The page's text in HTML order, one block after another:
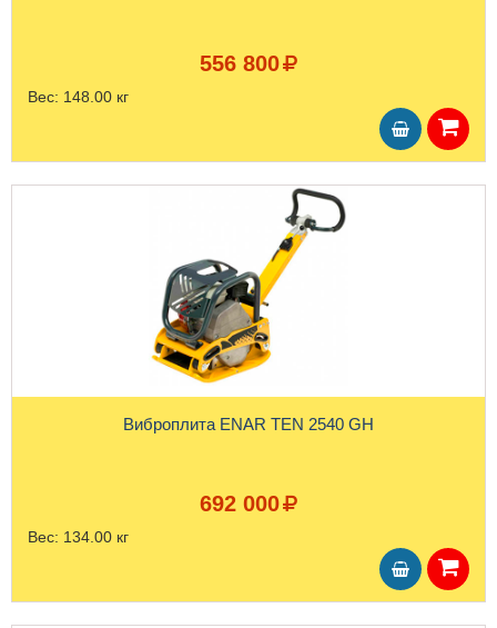
556 800
Вес: 148.00 кг
Виброплита ENAR TEN 2540 GH
692 000
Вес: 134.00 кг